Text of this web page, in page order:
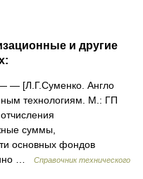
и другие
— [Л.Г.Суменко. Англо
технологиям. М.: ГП
суммы,
основных фондов
…
Справочник технического